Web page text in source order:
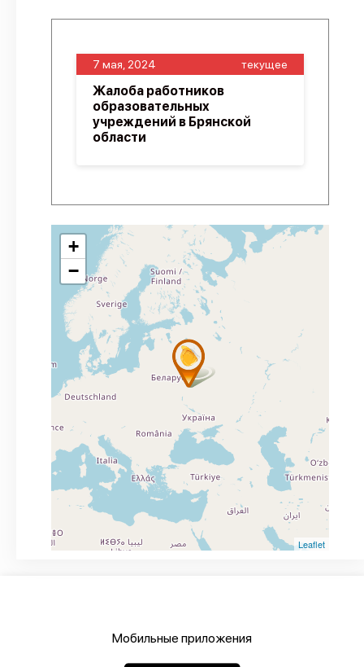
7 мая, 2024 текущее
Жалоба работников
образовательных
учреждений в Брянской
области
+
−
Leaflet
Мобильные приложения